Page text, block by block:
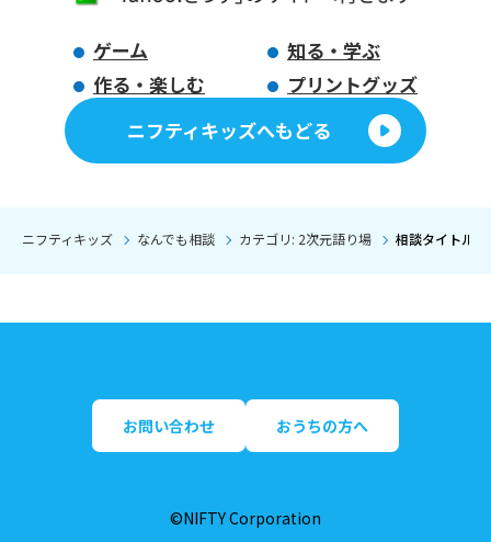
ゲーム
知る・学ぶ
作る・楽しむ
プリントグッズ
ニフティキッズへもどる
ニフティキッズ なんでも相談 カテゴリ: 2次元語り場 相談タイトル:
お問い合わせ おうちの方へ
©NIFTY Corporation